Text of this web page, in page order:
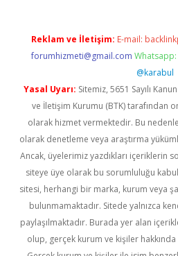
Reklam ve İletişim: E-mail:
forumhizmeti@gmail.com
@karabul
Yasal Uyarı: Sitemiz, 5651 Sayılı
ve İletişim Kurumu (BTK) tarafından
olarak hizmet vermektedir. Bu
olarak denetleme veya araştırma
Ancak, üyelerimiz yazdıkları içeriklerin
siteye üye olarak bu sorumluluğu
sitesi, herhangi bir marka, kurum veya
bulunmamaktadır. Sitede yalnızca
paylaşılmaktadır. Burada yer alan
olup, gerçek kurum ve kişiler hakkında